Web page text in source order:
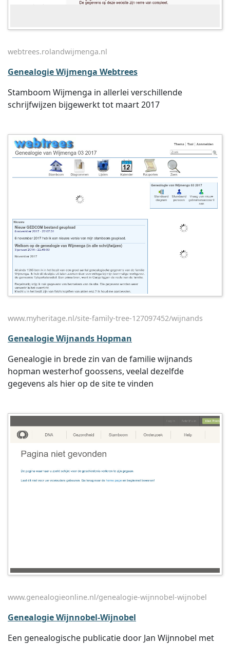
webtrees.rolandwijmenga.nl
Genealogie Wijmenga Webtrees
Stamboom Wijmenga in allerlei verschillende
schrijfwijzen bijgewerkt tot maart 2017
www.myheritage.nl/site-family-tree-127097452/wijnands
Genealogie Wijnands Hopman
Genealogie in brede zin van de familie wijnands
hopman westerhof goossens, veelal dezelfde
gegevens als hier op de site te vinden
www.genealogieonline.nl/genealogie-wijnnobel-wijnobel
Genealogie Wijnnobel-Wijnobel
Een genealogische publicatie door Jan Wijnnobel met